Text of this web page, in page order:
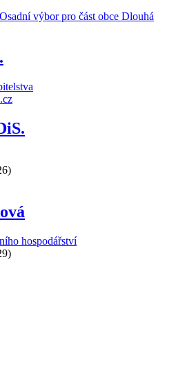
Osadní výbor pro část obce Dlouhá
hospodářství